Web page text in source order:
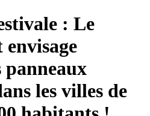
: Le
les villes de